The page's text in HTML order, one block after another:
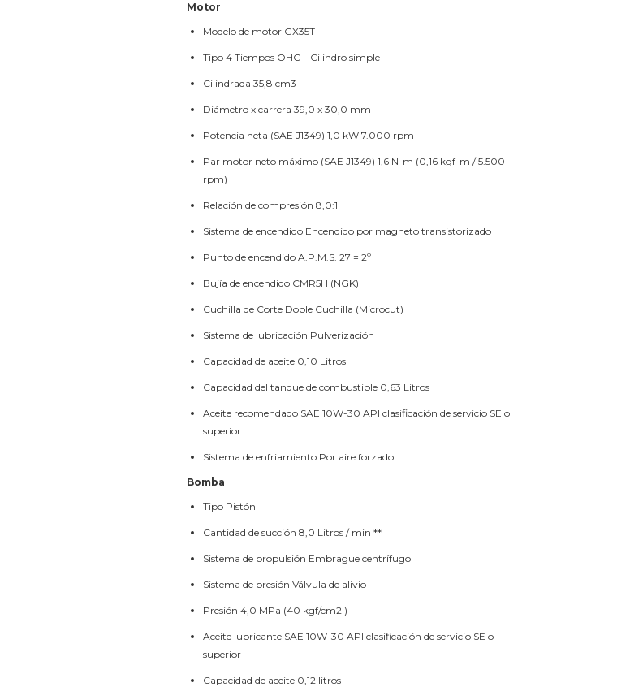
Motor
Modelo de motor GX35T
Tipo 4 Tiempos OHC – Cilindro simple
Cilindrada 35,8 cm3
Diámetro x carrera 39,0 x 30,0 mm
Potencia neta (SAE J1349) 1,0 kW 7.000 rpm
Par motor neto máximo (SAE J1349) 1,6 N-m (0,16 kgf-m / 5.500
rpm)
Relación de compresión 8,0:1
Sistema de encendido Encendido por magneto transistorizado
Punto de encendido A.P.M.S. 27 = 2º
Bujía de encendido CMR5H (NGK)
Cuchilla de Corte Doble Cuchilla (Microcut)
Sistema de lubricación Pulverización
Capacidad de aceite 0,10 Litros
Capacidad del tanque de combustible 0,63 Litros
Aceite recomendado SAE 10W-30 API clasificación de servicio SE o
superior
Sistema de enfriamiento Por aire forzado
Bomba
Tipo Pistón
Cantidad de succión 8,0 Litros / min **
Sistema de propulsión Embrague centrífugo
Sistema de presión Válvula de alivio
Presión 4,0 MPa (40 kgf/cm2 )
Aceite lubricante SAE 10W-30 API clasificación de servicio SE o
superior
Capacidad de aceite 0,12 litros